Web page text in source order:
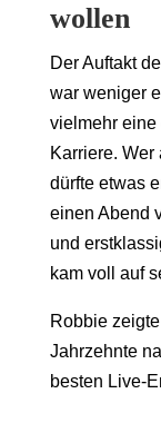
wollen
Der Auftakt
war weniger
vielmehr eine
Karriere. Wer
dürfte etwas
einen Abend
und
kam voll auf
Robbie
Jahrzehnte
besten Live-